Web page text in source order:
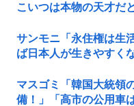
こいつは本物の天才だ
サンモニ「永住権は生
ば日本人が生きやすく
マスゴミ「韓国大統領
備！」「高市の公用車